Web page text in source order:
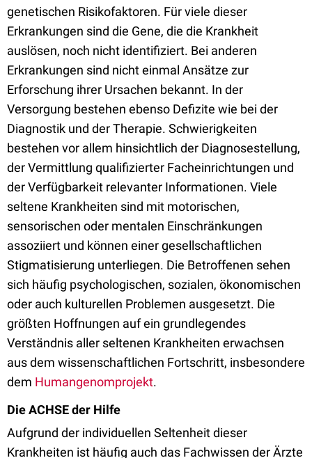
genetischen Risikofaktoren. Für viele dieser
Erkrankungen sind die Gene, die die Krankheit
auslösen, noch nicht identifiziert. Bei anderen
Erkrankungen sind nicht einmal Ansätze zur
Erforschung ihrer Ursachen bekannt. In der
Versorgung bestehen ebenso Defizite wie bei der
Diagnostik und der Therapie. Schwierigkeiten
bestehen vor allem hinsichtlich der Diagnosestellung,
der Vermittlung qualifizierter Facheinrichtungen und
der Verfügbarkeit relevanter Informationen. Viele
seltene Krankheiten sind mit motorischen,
sensorischen oder mentalen Einschränkungen
assoziiert und können einer gesellschaftlichen
Stigmatisierung unterliegen. Die Betroffenen sehen
sich häufig psychologischen, sozialen, ökonomischen
oder auch kulturellen Problemen ausgesetzt. Die
größten Hoffnungen auf ein grundlegendes
Verständnis aller seltenen Krankheiten erwachsen
aus dem wissenschaftlichen Fortschritt, insbesondere
dem Humangenomprojekt.
Die ACHSE der Hilfe
Aufgrund der individuellen Seltenheit dieser
Krankheiten ist häufig auch das Fachwissen der Ärzte